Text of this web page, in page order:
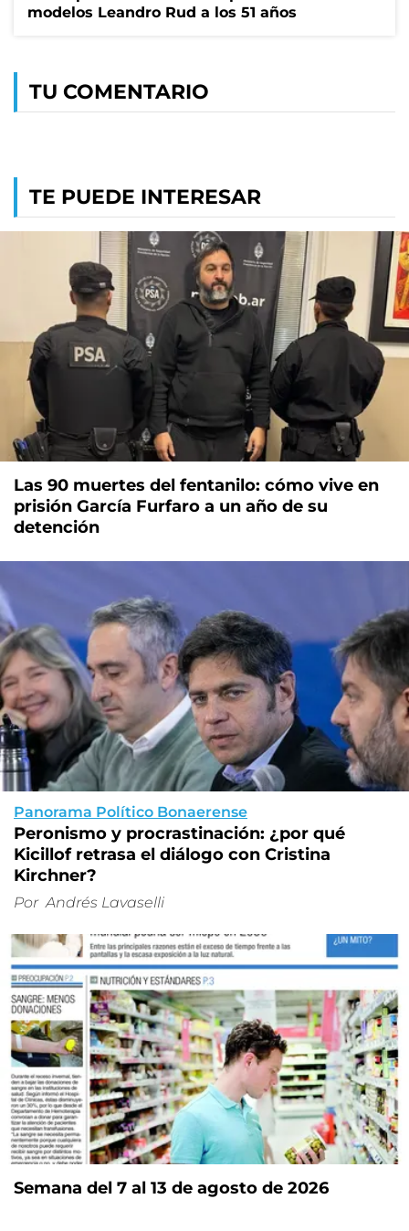
modelos Leandro Rud a los 51 años
TU COMENTARIO
TE PUEDE INTERESAR
Las 90 muertes del fentanilo: cómo vive en
prisión García Furfaro a un año de su
detención
Panorama Político Bonaerense
Peronismo y procrastinación: ¿por qué
Kicillof retrasa el diálogo con Cristina
Kirchner?
Por Andrés Lavaselli
Semana del 7 al 13 de agosto de 2026